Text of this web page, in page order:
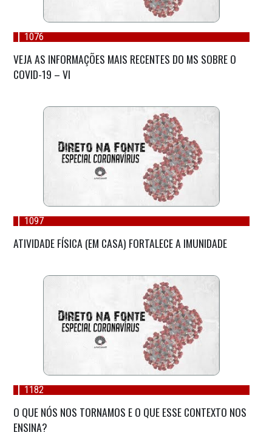
1076
VEJA AS INFORMAÇÕES MAIS RECENTES DO MS SOBRE O
COVID-19 – VI
1097
ATIVIDADE FÍSICA (EM CASA) FORTALECE A IMUNIDADE
1182
O QUE NÓS NOS TORNAMOS E O QUE ESSE CONTEXTO NOS
ENSINA?